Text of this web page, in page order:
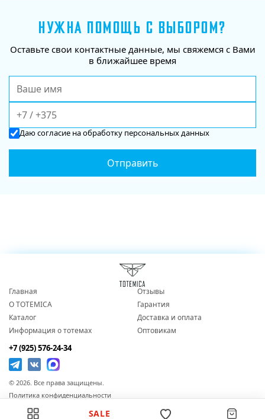
НУЖНА ПОМОЩЬ С ВЫБОРОМ?
Оставьте свои контактные данные, мы свяжемся с Вами
в ближайшее время
Даюсогласие на обработку персональных данных
Главная
О TOTEMICA
Каталог
Информация о тотемах
Отзывы
Гарантия
Доставка и оплата
Оптовикам
+7 (925) 576-24-34
© 2026. Все права защищены.
Политика конфиденциальности
Согласие на обработку персональных данных
SALE